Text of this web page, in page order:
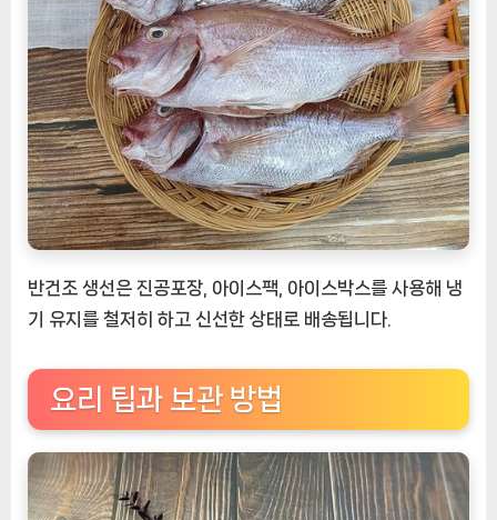
반건조 생선은 진공포장, 아이스팩, 아이스박스를 사용해 냉
기 유지를 철저히 하고 신선한 상태로 배송됩니다.
요리 팁과 보관 방법